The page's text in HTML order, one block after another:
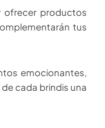
ofrecer productos
tus
emocionantes,
cada brindis una